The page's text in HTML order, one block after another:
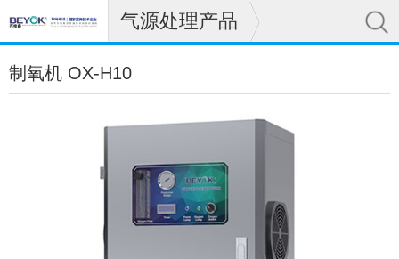
气源处理产品
制氧机 OX-H10